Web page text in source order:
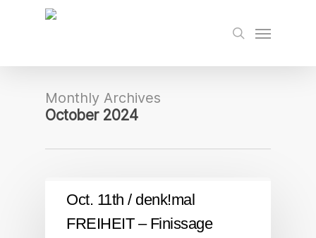
search
Menu
Monthly Archives
October 2024
Oct. 11th / denk!mal
FREIHEIT – Finissage